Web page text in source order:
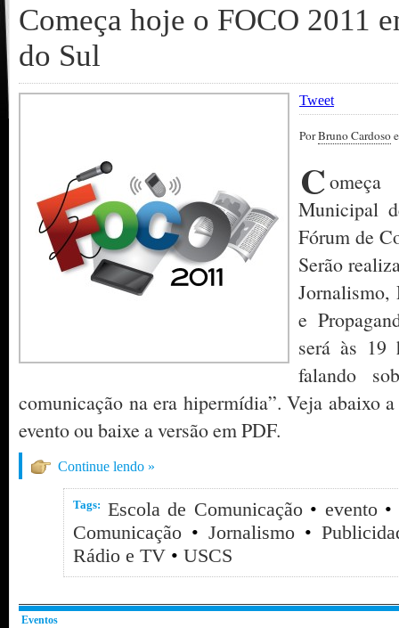
Começa hoje o FOCO 2011
do Sul
Tweet
PorBruno Cardoso
C
Municipal
Fórum de
Serão
e
será às 19
falando
comunicação na era hipermídia”. Veja abaixo
evento ou baixe a versão em PDF.
Continue lendo »
Tags: Escola de Comunicação• evento•
Comunicação • Jornalismo •
Rádio e TV • USCS
Eventos